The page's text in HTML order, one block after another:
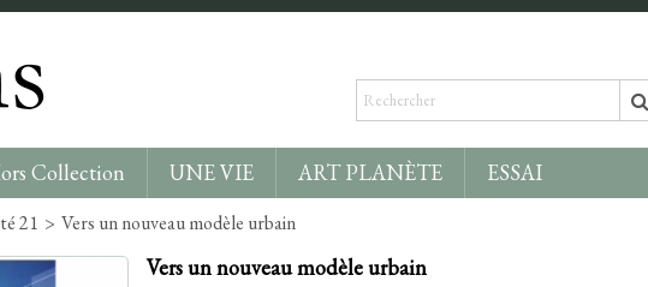
Collection UNE VIE ART PLANÈTE ESSAI
21 > Vers un nouveau modèle urbain
Vers un nouveau modèle urbain